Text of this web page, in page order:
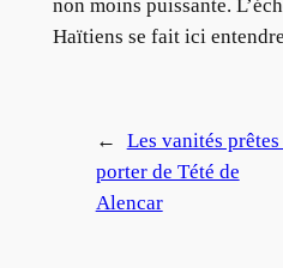
non moins puissante.
Haïtiens se fait ici
←
Les vanités prêtes
porter de Tété de
Alencar